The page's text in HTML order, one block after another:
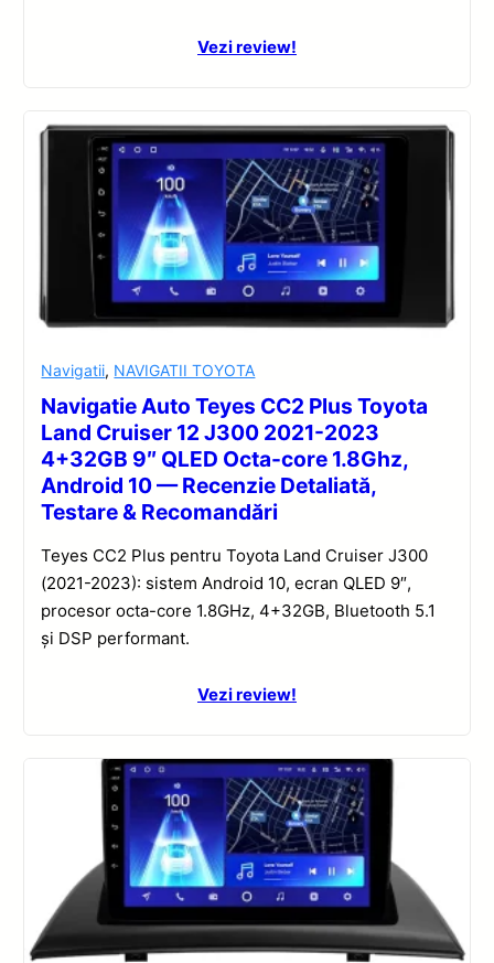
Vezi review!
Navigatii, NAVIGATII TOYOTA
Navigatie Auto Teyes CC2 Plus Toyota
Land Cruiser 12 J300 2021-2023
4+32GB 9″ QLED Octa-core 1.8Ghz,
Android 10 — Recenzie Detaliată,
Testare & Recomandări
Teyes CC2 Plus pentru Toyota Land Cruiser J300
(2021-2023): sistem Android 10, ecran QLED 9″,
procesor octa-core 1.8GHz, 4+32GB, Bluetooth 5.1
și DSP performant.
Vezi review!